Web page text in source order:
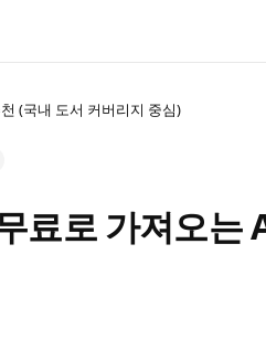
(국내 도서 커버리지 중심)
료로 가져오는